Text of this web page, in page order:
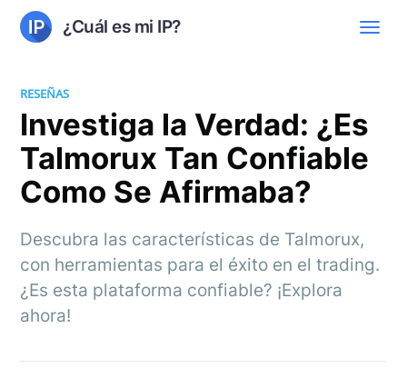
¿Cuál es mi IP?
RESEÑAS
Investiga la Verdad: ¿Es
Talmorux Tan Confiable
Como Se Afirmaba?
Descubra las características de Talmorux,
con herramientas para el éxito en el trading.
¿Es esta plataforma confiable? ¡Explora
ahora!